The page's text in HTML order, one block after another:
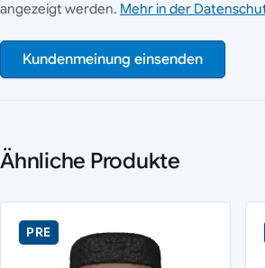
angezeigt werden. Mehr in der
Kundenmeinung einsenden
Ähnliche Produkte
PRE